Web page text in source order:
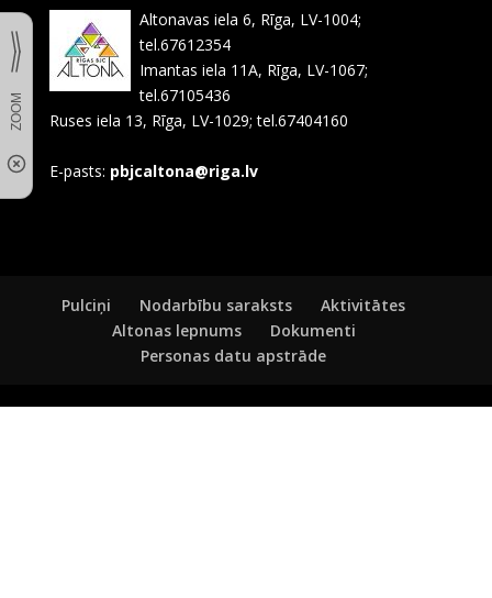
Altonavas iela 6, Rīga, LV-1004;
tel.67612354
Imantas iela 11A, Rīga, LV-1067;
tel.67105436
Ruses iela 13, Rīga, LV-1029; tel.67404160
E-pasts: pbjcaltona@riga.lv
Pulciņi Nodarbību saraksts
Aktivitātes
Altonas lepnums
Dokumenti
Personas datu apstrāde